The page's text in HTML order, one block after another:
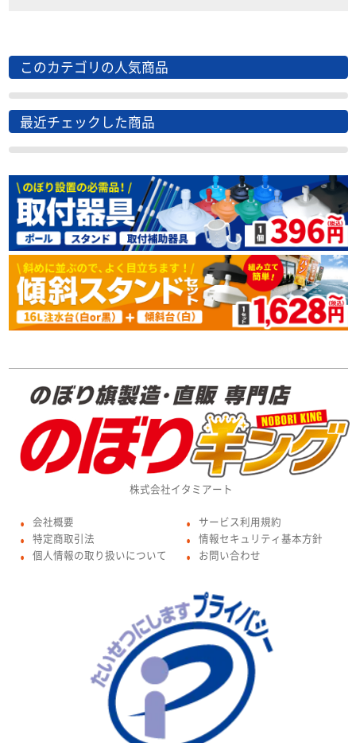
このカテゴリの人気商品
最近チェックした商品
株式会社イタミアート
● 会社概要
● 特定商取引法
● 個人情報の取り扱いについて
● サービス利用規約
● 情報セキュリティ基本方針
● お問い合わせ